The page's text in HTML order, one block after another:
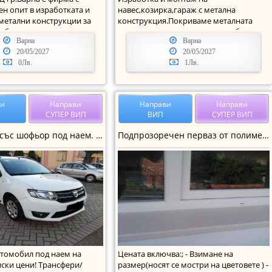
опит в изработката и
конструкции за
Варна
20/05/2027
0Лв.
навес,козирка,гараж с метална
конструкция.Покриваме металната
конструкция с плътен поликарбонат,ет
Варна
20/05/2027
1Лв.
Направи
СУПЕР ВИП
Автомобил със шофьор под наем. Достъпни цени!
под наем на
цени! Трансфери/
Направи
ВИП
Направи
СУПЕР ВИП
Подпрозоречен перваз от полимермрамор
Цената включва:; - Взимане на
размер(носят се мостри на цветовете ) -